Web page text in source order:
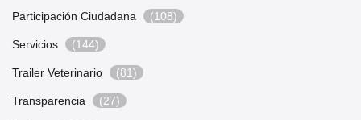
Participación Ciudadana (108)
Servicios (144)
Trailer Veterinario (81)
Transparencia (27)